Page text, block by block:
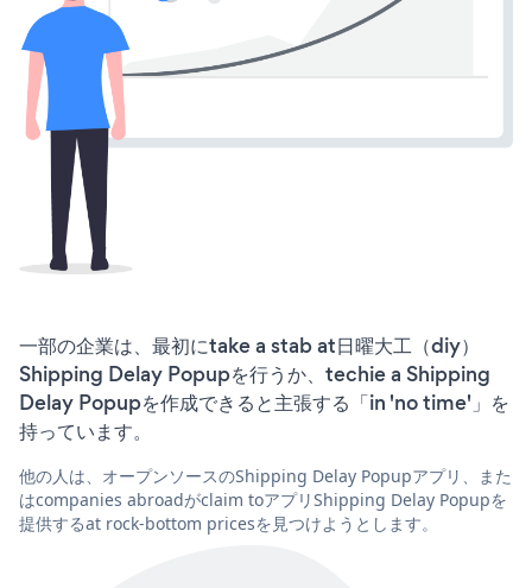
一部の企業は、最初にtake a stab at日曜大工（diy）
Shipping Delay Popupを行うか、techie a Shipping
Delay Popupを作成できると主張する「in 'no time'」を
持っています。
他の人は、オープンソースのShipping Delay Popupアプリ、また
はcompanies abroadがclaim toアプリShipping Delay Popupを
提供するat rock-bottom pricesを見つけようとします。